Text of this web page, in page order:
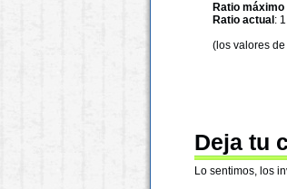
Ratio
Ratio actual : 1
(los valores
Deja tu
Lo sentimos, los